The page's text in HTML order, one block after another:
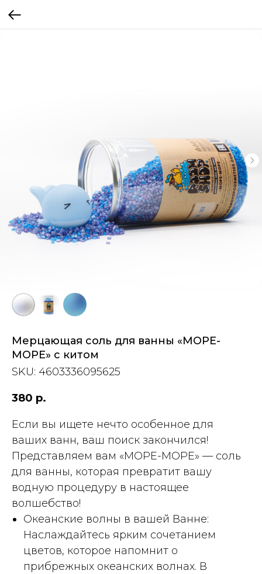
Мерцающая cоль для ванны «МОРЕ-
МОРЕ» с китом
SKU: 4603336095625
380 р.
Если вы ищете нечто особенное для
ваших ванн, ваш поиск закончился!
Представляем вам «МОРЕ-МОРЕ» — соль
для ванны, которая превратит вашу
водную процедуру в настоящее
волшебство!
Океанские волны в вашей Ванне:
Наслаждайтесь ярким сочетанием
цветов, которое напомнит о
прибрежных океанских волнах. В